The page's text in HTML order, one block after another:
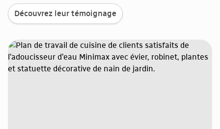
Découvrez leur témoignage